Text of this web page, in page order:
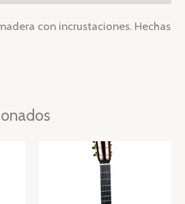
con incrustaciones. Hechas